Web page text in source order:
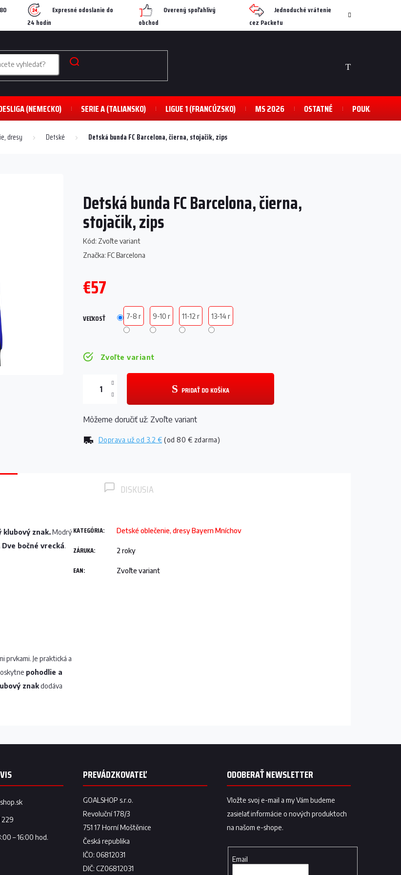
Expresné odoslanie do
24 hodín
Overený spoľahlivý
obchod
Jednoduché vrátenie
cez Packetu
NÁKUPNÝ
(NEMECKO) SERIE A (TALIANSKO) LIGUE 1 (FRANCÚZSKO) MS 2026 OSTATNÉ POUKAZY
dresy Detské Detská bunda FC Barcelona, ​​čierna, stojačik, zips
Detská bunda FC Barcelona, ​​čierna,
stojačik, zips
Kód: Zvoľte variant
Značka: FC Barcelona
€57
cena:
Zvoľte variant
Doprava už od 3.2 € (od 80 € zdarma)
VEĽKOSŤ 7-8 r 9-10 r 11-12 r 13-14 r
PRIDAŤ DO KOŠÍKA
Môžeme doručiť už: Zvoľte variant
DISKUSIA
klubový znak.Modrý
Dve bočné vrecká.
prvkami. Je praktická a
pohodlie a
znakdodáva
KATEGÓRIA: Detské oblečenie, dresy Bayern Mníchov
ZÁRUKA: 2 roky
EAN: Zvoľte variant
229
ODOBERAŤ NEWSLETTER
Vložte svoj e-mail a my Vám budeme
zasielať informácie o nových produktoch
na našom e-shope.
Email